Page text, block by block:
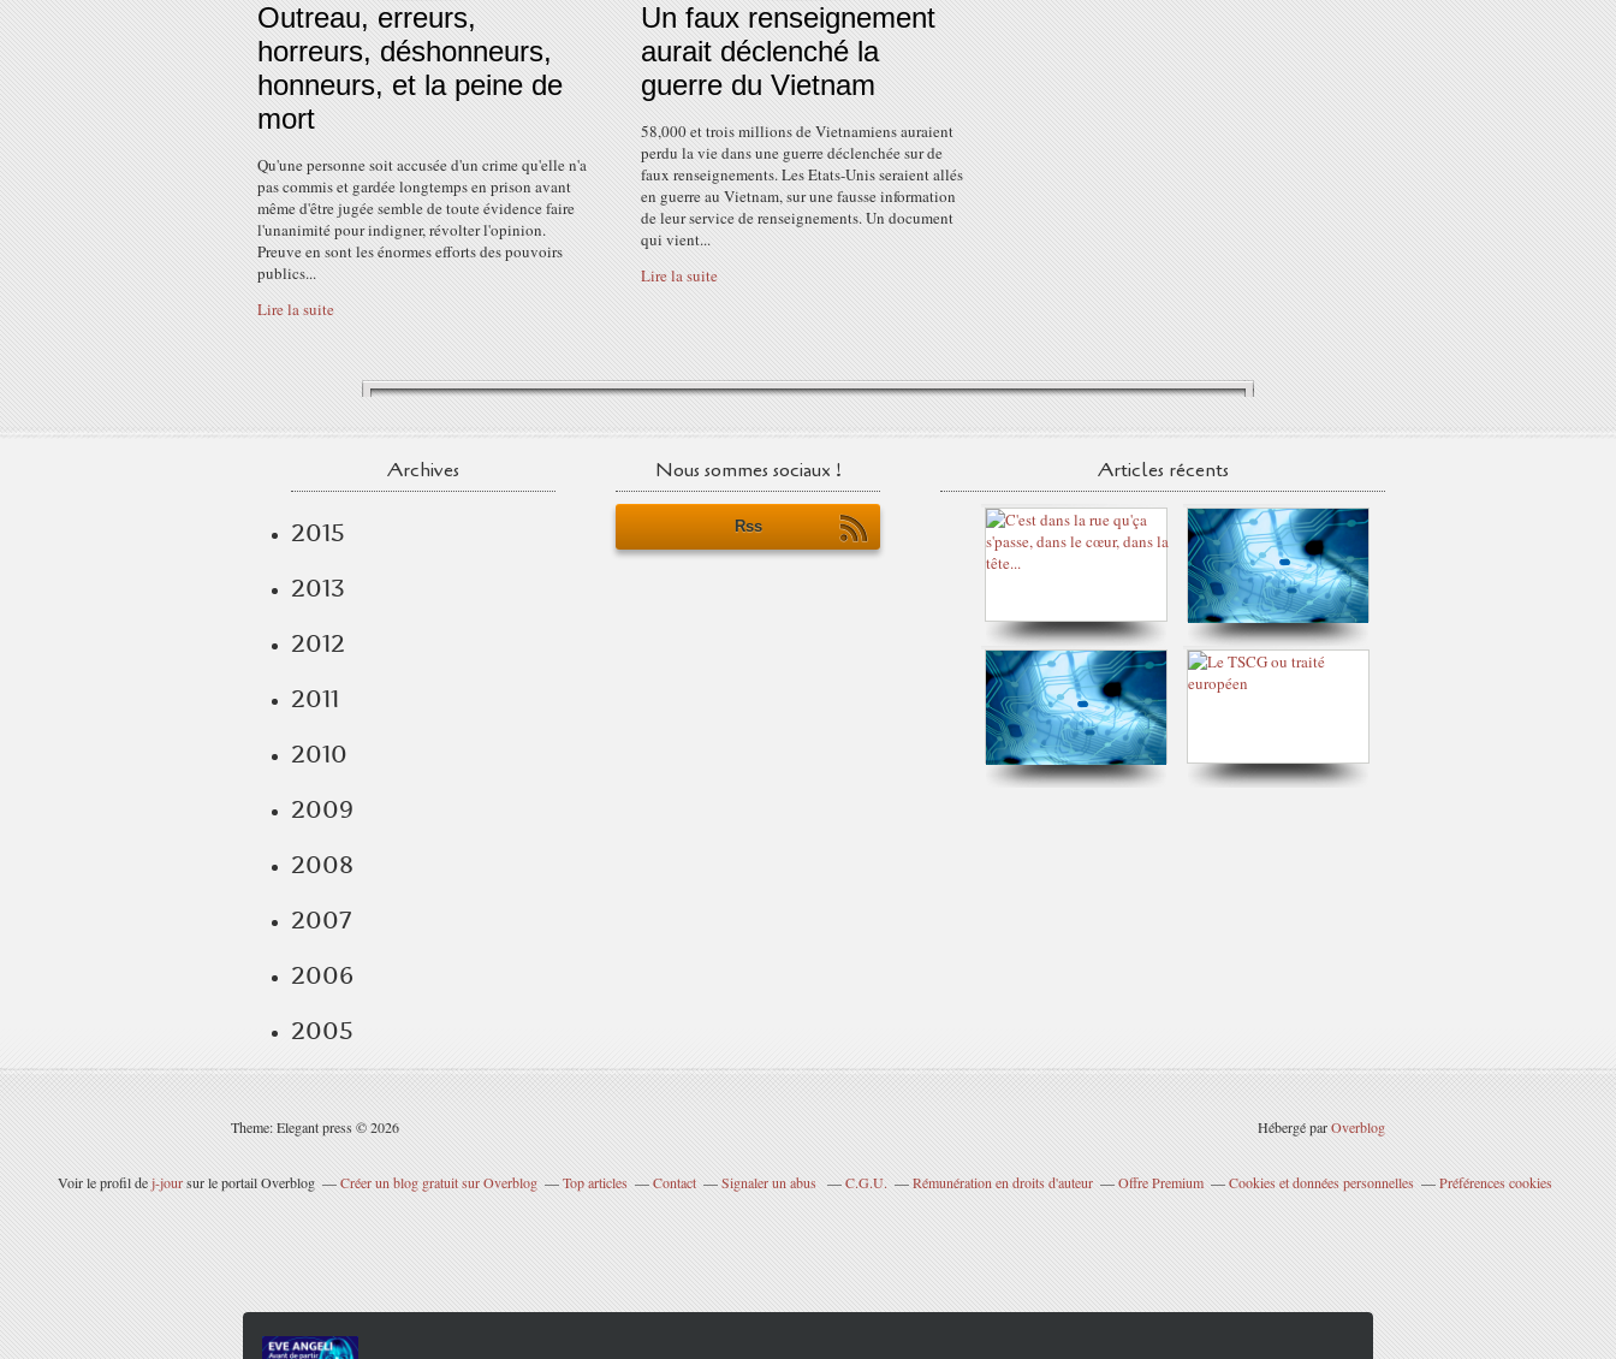
Outreau, erreurs,
horreurs, déshonneurs,
honneurs, et la peine de
mort
Qu'une personne soit accusée d'un crime qu'elle n'a
pas commis et gardée longtemps en prison avant
même d'être jugée semble de toute évidence faire
l'unanimité pour indigner, révolter l'opinion.
Preuve en sont les énormes efforts des pouvoirs
publics...
Lire la suite
Un faux renseignement
aurait déclenché la
guerre du Vietnam
58,000 et trois millions de Vietnamiens auraient
perdu la vie dans une guerre déclenchée sur de
faux renseignements. Les Etats-Unis seraient allés
en guerre au Vietnam, sur une fausse information
de leur service de renseignements. Un document
qui vient...
Lire la suite
Archives
2015
2013
2012
2011
2010
2009
2008
2007
2006
2005
Nous sommes sociaux !
Rss
Articles récents
Theme: Elegant press © 2026 Hébergé parOverblog
Voir le profil dej-joursur le portail Overblog Créer un blog gratuit sur Overblog Top articles Contact Signaler un abus C.G.U. Rémunération en droits d'auteur Offre Premium Cookies et données personnelles Préférences cookies